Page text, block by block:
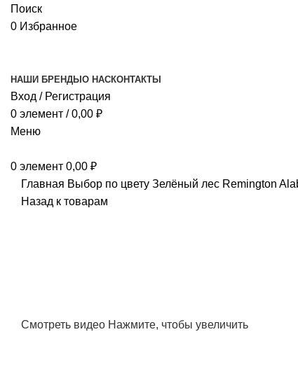
Поиск
0 Избранное
НАШИ БРЕНДЫ О НАСКОНТАКТЫ
Вход / Регистрация
0 элемент / 0,00 ₽
Меню
0 элемент 0,00 ₽
Главная Выбор по цвету Зелёный лес Remington
Назад к товарам
Смотреть видео Нажмите, чтобы увеличить